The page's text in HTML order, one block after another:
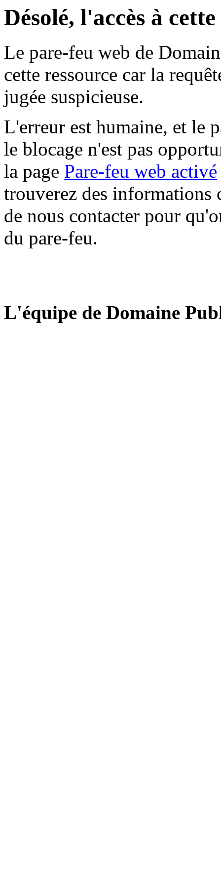
Désolé, l'accès à
Le pare-feu web de
cette ressource car la
jugée suspicieuse.
L'erreur est humaine, et le
le blocage n'est pas
la page Pare-feu web activé
trouverez des informations
de nous contacter pour
du pare-feu.
L'équipe de Domaine